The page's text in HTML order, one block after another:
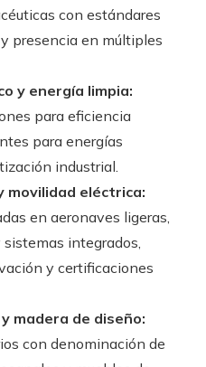
con estándares
presencia en múltiples
y energía limpia:
para eficiencia
para energías
industrial.
movilidad eléctrica:
en aeronaves ligeras,
integrados,
y certificaciones
madera de diseño:
con denominación de